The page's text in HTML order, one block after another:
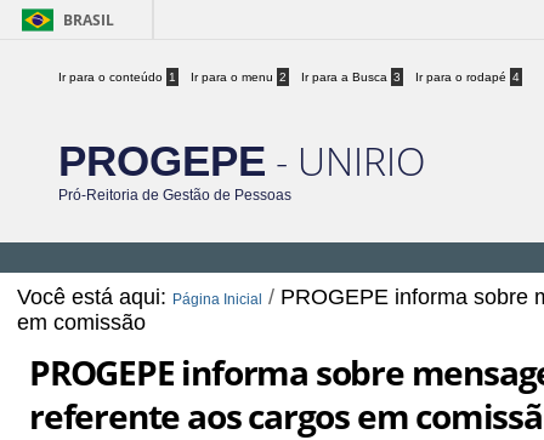
BRASIL
Ir para o conteúdo 1 Ir para o menu 2 Ir para a Busca 3 Ir para o rodapé 4
PROGEPE - UNIRIO
Pró-Reitoria de Gestão de Pessoas
Você está aqui: Página Inicial / PROGEPE informa sobre
em comissão
PROGEPE informa sobre
referente aos cargos em